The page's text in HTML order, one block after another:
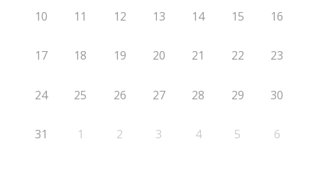
10 11 12 13 14 15 16
17 18 19 20 21 22 23
24 25 26 27 28 29 30
31 1 2 3 4 5 6